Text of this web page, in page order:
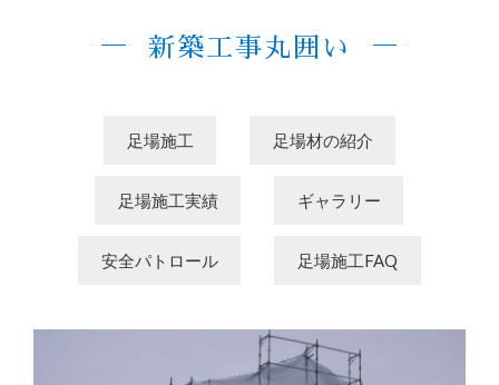
新築工事丸囲い
足場施工 足場材の紹介
足場施工実績 ギャラリー
安全パトロール 足場施工FAQ